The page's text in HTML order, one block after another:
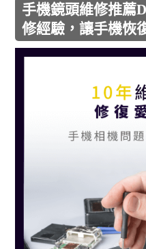
手機鏡頭維修推薦
修經驗，讓手機恢